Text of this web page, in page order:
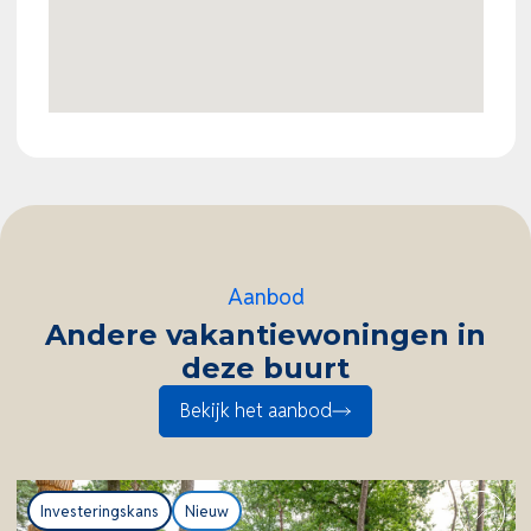
faciliteiten zoals een binnenzwembad, natuurbad,
en fietsroutes. De ligging en voorzieningen maken
dit park zeer aantrekkelijk voor recreatief gebruik
én een interessant verhuurrendement.
Aanbod
Andere vakantiewoningen in
deze buurt
Bekijk het aanbod
Investeringskans Nieuw